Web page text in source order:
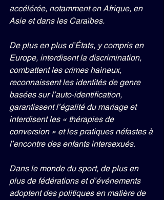
accélérée, notamment en Afrique, en
Asie et dans les Caraïbes.
De plus en plus d’États, y compris en
Europe, interdisent la discrimination,
combattent les crimes haineux,
reconnaissent les identités de genre
basées sur l’auto-identification,
garantissent l’égalité du mariage et
interdisent les « thérapies de
conversion » et les pratiques néfastes à
l’encontre des enfants intersexués.
Dans le monde du sport, de plus en
plus de fédérations et d’événements
adoptent des politiques en matière de